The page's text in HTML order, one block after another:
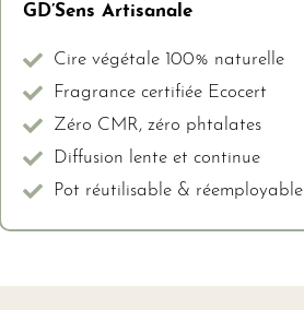
GD’Sens Artisanale
Cire végétale 100% naturelle
Fragrance certifiée Ecocert
Zéro CMR, zéro phtalates
Diffusion lente et continue
Pot réutilisable & réemployable